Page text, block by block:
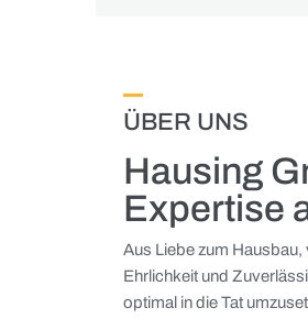
ÜBER UNS
Hausing
Expertise
Aus Liebe zum
Ehrlichkeit und
optimal in die Tat